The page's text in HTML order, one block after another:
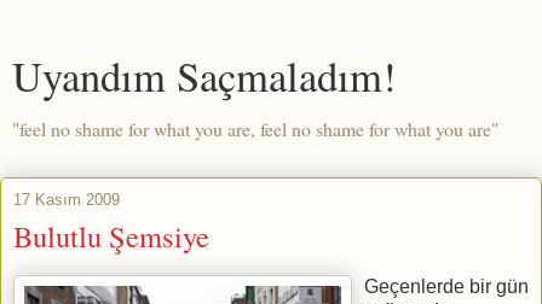
Uyandım Saçmaladım!
"feel no shame for what you are, feel no shame for what you are"
17 Kasım 2009
Bulutlu Şemsiye
Geçenlerde bir gün